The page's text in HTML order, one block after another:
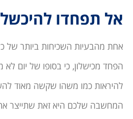
אל תפחדו להיכשל
אחת מהבעיות השכיחות ביותר של
הפחד מכישלון, כי בסופו של יום לא
להיראות כמו משהו שקשה מאוד
המחשבה שלכם היא זאת שתייצר